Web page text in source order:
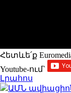
Հետևե՛ք
Youtube-ում`
Լրահոս
ԱՄՆ ավիացիոն